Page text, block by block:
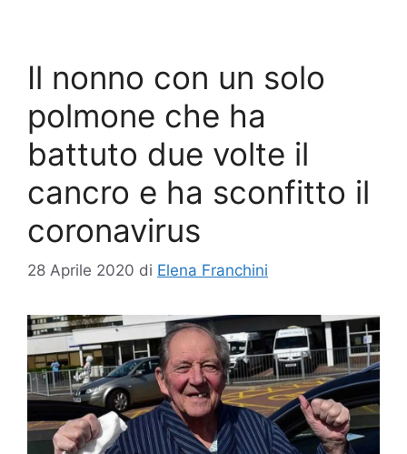
Il nonno con un solo
polmone che ha
battuto due volte il
cancro e ha sconfitto il
coronavirus
28 Aprile 2020 di Elena Franchini